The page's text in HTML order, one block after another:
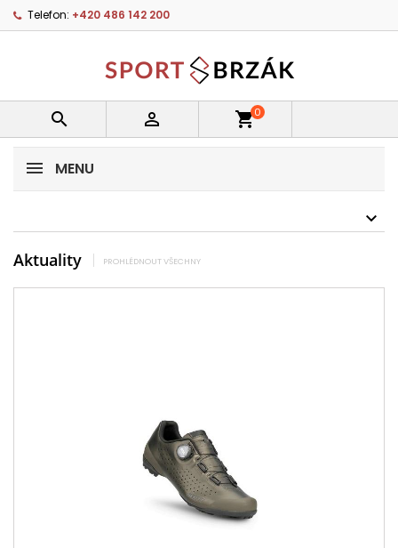
Telefon: +420 486 142 200
  shopping_cart0
MENU
Aktuality PROHLÉDNOUT VŠECHNY